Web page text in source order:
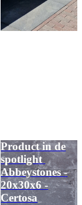
Product in de
spotlight
Abbeystones -
20x30x6 -
Certosa